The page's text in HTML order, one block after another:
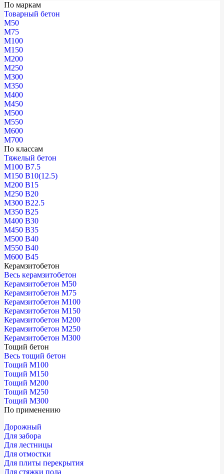
По маркам
Товарный бетон
М50
М75
М100
М150
М200
М250
М300
М350
М400
М450
М500
М550
М600
М700
По классам
Тяжелый бетон
М100 В7.5
М150 В10(12.5)
М200 В15
М250 В20
М300 В22.5
М350 В25
М400 В30
М450 В35
М500 В40
М550 В40
М600 В45
Керамзитобетон
Весь керамзитобетон
Керамзитобетон М50
Керамзитобетон М75
Керамзитобетон М100
Керамзитобетон М150
Керамзитобетон М200
Керамзитобетон М250
Керамзитобетон М300
Тощий бетон
Весь тощий бетон
Тощий М100
Тощий М150
Тощий М200
Тощий М250
Тощий М300
По применению
Дорожный
Для забора
Для лестницы
Для отмостки
Для плиты перекрытия
Для стяжки пола